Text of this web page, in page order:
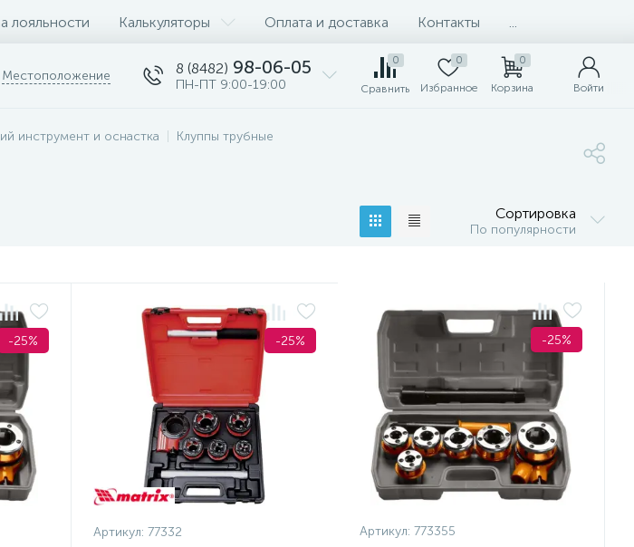
лояльности Калькуляторы Оплата и доставка Контакты
Местоположение 8 (8482) 98-06-05
ПН-ПТ 9:00-19:00
0
Сравнить
0
Избранное
0
Корзина Войти
инструмент и оснастка Клуппы трубные
Сортировка
По популярности
-25% -25%
Артикул: 77332
-25%
Артикул: 773355